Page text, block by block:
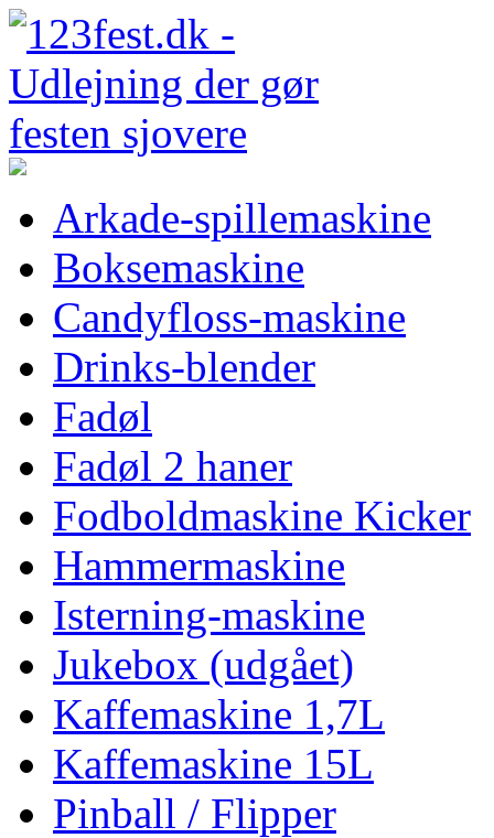
Arkade-spillemaskine
Boksemaskine
Candyfloss-maskine
Drinks-blender
Fadøl
Fadøl 2 haner
Fodboldmaskine Kicker
Hammermaskine
Isterning-maskine
Jukebox (udgået)
Kaffemaskine 1,7L
Kaffemaskine 15L
Pinball / Flipper